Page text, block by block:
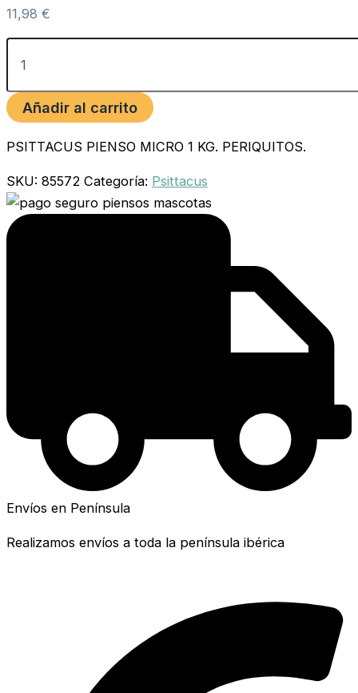
11,98 €
Añadir al carrito
PSITTACUS PIENSO MICRO 1 KG. PERIQUITOS.
SKU: 85572 Categoría: Psittacus
Envíos en Península
Realizamos envíos a toda la península ibérica